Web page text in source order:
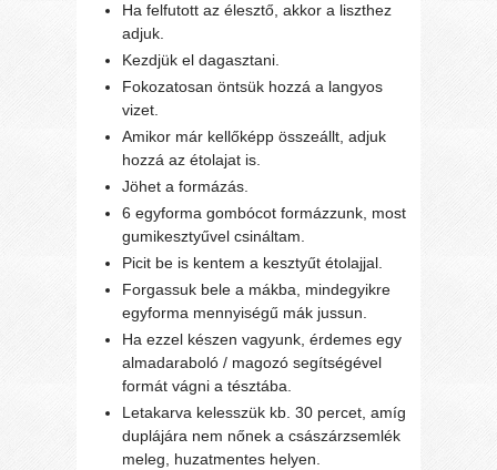
Ha felfutott az élesztő, akkor a liszthez
adjuk.
Kezdjük el dagasztani.
Fokozatosan öntsük hozzá a langyos
vizet.
Amikor már kellőképp összeállt, adjuk
hozzá az étolajat is.
Jöhet a formázás.
6 egyforma gombócot formázzunk, most
gumikesztyűvel csináltam.
Picit be is kentem a kesztyűt étolajjal.
Forgassuk bele a mákba, mindegyikre
egyforma mennyiségű mák jussun.
Ha ezzel készen vagyunk, érdemes egy
almadaraboló / magozó segítségével
formát vágni a tésztába.
Letakarva kelesszük kb. 30 percet, amíg
duplájára nem nőnek a császárzsemlék
meleg, huzatmentes helyen.